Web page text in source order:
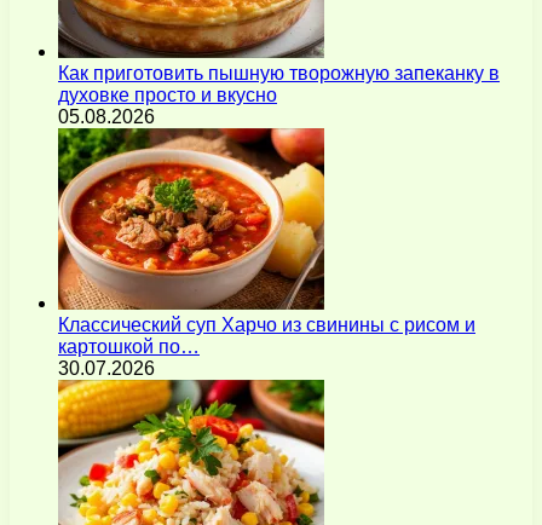
Как приготовить пышную творожную запеканку в
духовке просто и вкусно
05.08.2026
Классический суп Харчо из свинины с рисом и
картошкой по…
30.07.2026